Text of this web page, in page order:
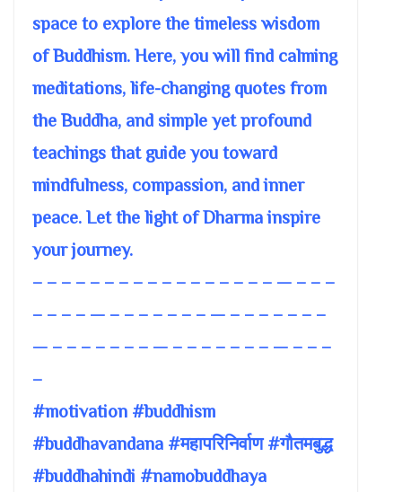
space to explore the timeless wisdom
of Buddhism. Here, you will find calming
meditations, life-changing quotes from
the Buddha, and simple yet profound
teachings that guide you toward
mindfulness, compassion, and inner
peace. Let the light of Dharma inspire
your journey.
– – – – – – – – – – – – – – – – – — – – –
– – – – — – – – – – – – — – – – – – – –
— – – – – – – – — – – – – – – – — – – –
–
#motivation #buddhism
#buddhavandana #महापरिनिर्वाण #गौतमबुद्ध
#buddhahindi #namobuddhaya